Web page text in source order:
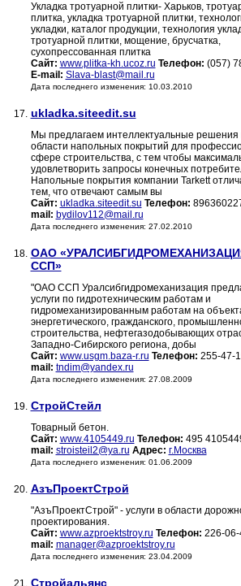
Укладка тротуарной плитки- Харьков,
плитка, укладка тротуарной плитки,
укладки, каталог продукции, технология
тротуарной плитки, мощение, брусчатка,
сухопрессованная плитка
Сайт: www.plitka-kh.ucoz.ru Телефон: (057)
E-mail: Slava-blast@mail.ru
Дата последнего изменения: 10.03.2010
17. ukladka.siteedit.su
Мы предлагаем интеллектуальные решения
области напольных покрытий для
сфере строительства, с тем чтобы
удовлетворить запросы конечных
Напольные покрытия компании Tarkett
тем, что отвечают самым вы
Сайт: ukladka.siteedit.su Телефон:
mail: bydilov112@mail.ru
Дата последнего изменения: 27.02.2010
18. ОАО
ССП»
"ОАО ССП Уралсибгидромеханизация
услуги по гидротехническим работам и
гидромеханизированным работам на
энергетического, гражданского,
строительства, нефтегазодобывающих
Западно-Сибирского региона, добы
Сайт: www.usgm.baza-r.ru Телефон: 255-47-
mail: tndim@yandex.ru
Дата последнего изменения: 27.08.2009
19. CтройСтейл
Товарный бетон.
Сайт: www.4105449.ru Телефон: 495
mail: stroisteil2@ya.ru Адрес: г.Москва
Дата последнего изменения: 01.06.2009
20. АзъПроектСтрой
"АзъПроектСтрой" - услуги в области
проектирования.
Сайт: www.azproektstroy.ru Телефон: 226-06-
mail: manager@azproektstroy.ru
Дата последнего изменения: 23.04.2009
21. Стройальянс